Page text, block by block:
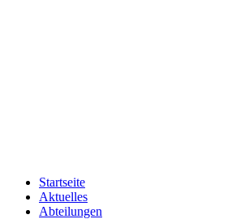
Startseite
Aktuelles
Abteilungen